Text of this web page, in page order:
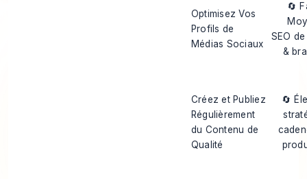
Optimisez Vos
Profils de
Médias Sociaux
🔄
SEO
&
Créez et Publiez
Régulièrement
du Contenu de
Qualité
🔄